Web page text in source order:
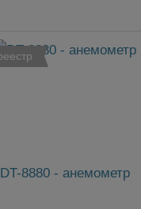
DT-8880 - анемометр